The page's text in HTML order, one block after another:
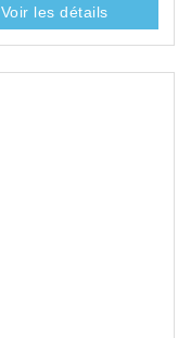
Voir les détails